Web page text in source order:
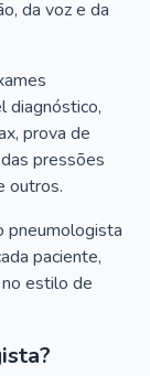
da voz e da
diagnóstico,
prova de
pressões
outros.
pneumologista
paciente,
estilo de